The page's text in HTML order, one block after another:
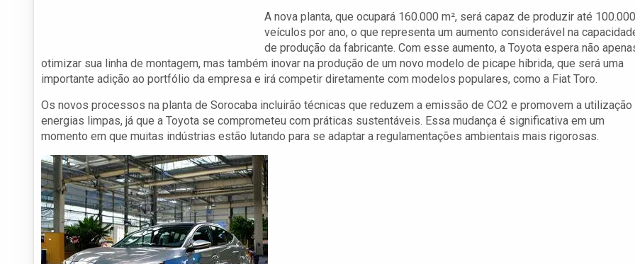
A nova planta, que ocupará 160.000 m², será capaz de produzir até 100.000
veículos por ano, o que representa um aumento considerável na
de produção da fabricante. Com esse aumento, a Toyota espera não
otimizar sua linha de montagem, mas também inovar na produção de um novo modelo de picape híbrida, que será uma
importante adição ao portfólio da empresa e irá competir diretamente com modelos populares, como a Fiat Toro.
Os novos processos na planta de Sorocaba incluirão técnicas que reduzem a emissão de CO2 e promovem a utilização
energias limpas, já que a Toyota se comprometeu com práticas sustentáveis. Essa mudança é significativa em um
momento em que muitas indústrias estão lutando para se adaptar a regulamentações ambientais mais rigorosas.